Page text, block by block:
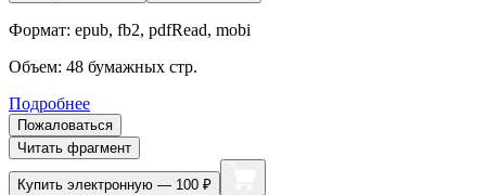
Формат: epub, fb2, pdfRead, mobi
Объем: 48 бумажных стр.
Подробнее
Пожаловаться
Читать фрагмент
Купить электронную — 100 ₽